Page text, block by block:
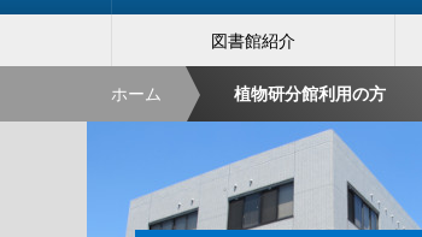
図書館紹介
ホーム 植物研分館利用の方